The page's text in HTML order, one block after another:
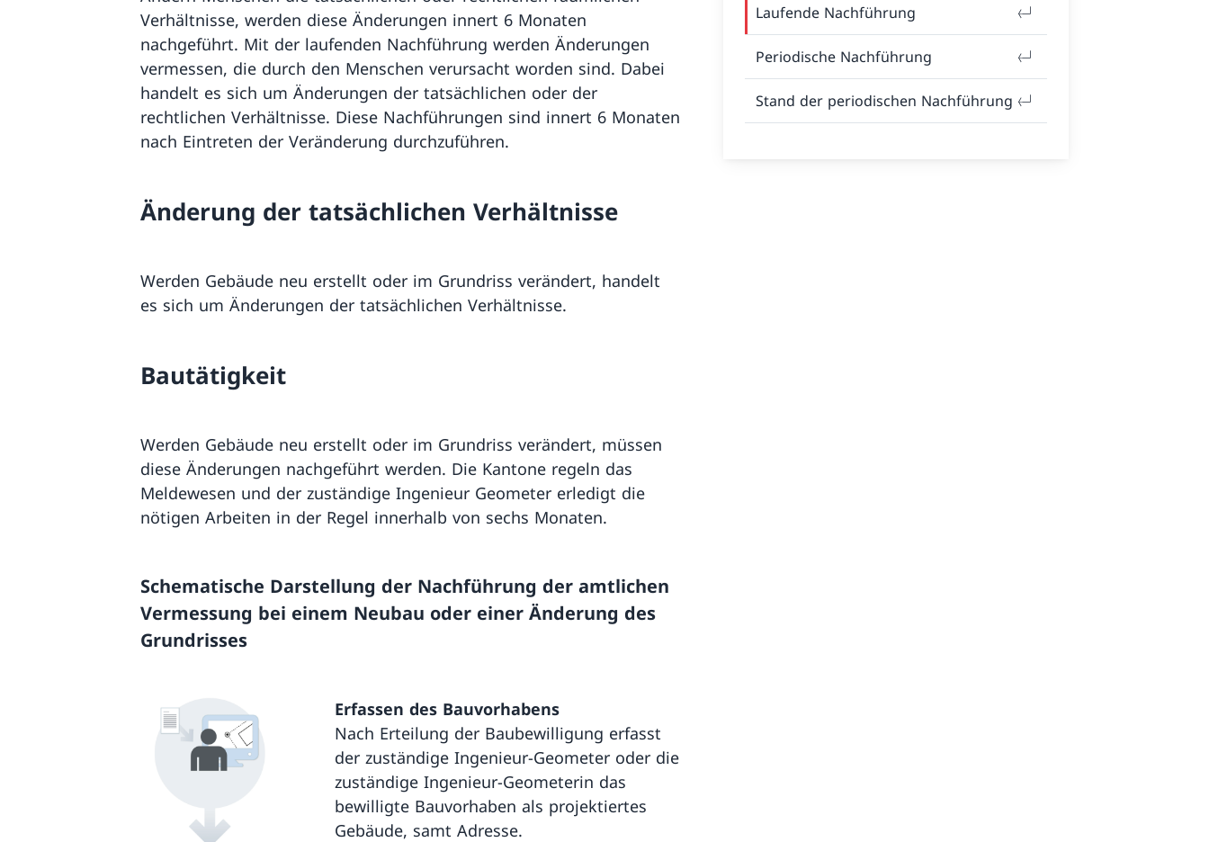
Verhältnisse, werden diese Änderungen innert 6 Monaten
nachgeführt. Mit der laufenden Nachführung werden Änderungen
vermessen, die durch den Menschen verursacht worden sind. Dabei
handelt es sich um Änderungen der tatsächlichen oder der
rechtlichen Verhältnisse. Diese Nachführungen sind innert 6 Monaten
nach Eintreten der Veränderung durchzuführen.
Änderung der tatsächlichen Verhältnisse
Werden Gebäude neu erstellt oder im Grundriss verändert, handelt
es sich um Änderungen der tatsächlichen Verhältnisse.
Bautätigkeit
Werden Gebäude neu erstellt oder im Grundriss verändert, müssen
diese Änderungen nachgeführt werden. Die Kantone regeln das
Meldewesen und der zuständige Ingenieur Geometer erledigt die
nötigen Arbeiten in der Regel innerhalb von sechs Monaten.
Schematische Darstellung der Nachführung der amtlichen
Vermessung bei einem Neubau oder einer Änderung des
Grundrisses
Erfassen des Bauvorhabens
Nach Erteilung der Baubewilligung erfasst
der zuständige Ingenieur-Geometer oder die
zuständige Ingenieur-Geometerin das
bewilligte Bauvorhaben als projektiertes
Gebäude, samt Adresse.
Laufende Nachführung
Periodische Nachführung
Stand der periodischen Nachführung